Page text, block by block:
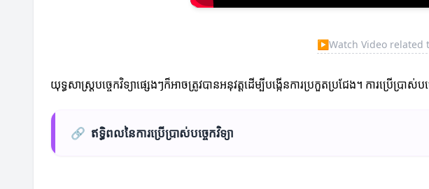
▶Watch Video related to:
យុទ្ធសាស្ត្របច្ចេកវិទ្យាផ្សេងៗក៏អាចត្រូវបានអនុវត្តដើម្បីបង្កើនការប្រកួតប្រជែង។ ការប្រើប្រ
🔗 ឥទ្ធិពលនៃការប្រើប្រាស់បច្ចេកវិទ្យា